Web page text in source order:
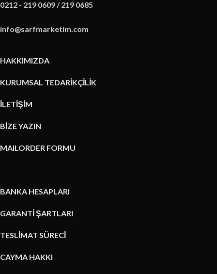
0212 - 219 0609 / 219 0685
info@sarfmarketim.com
HAKKIMIZDA
KURUMSAL TEDARİKÇİLİK
İLETİŞİM
BİZE YAZIN
MAILORDER FORMU
BANKA HESAPLARI
GARANTİ ŞARTLARI
TESLİMAT SÜRECİ
CAYMA HAKKI